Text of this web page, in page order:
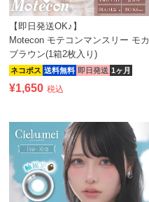
【即日発送OK♪】
Motecon モテコンマンスリー モカ
ブラウン(1箱2枚入り)
ネコポス 送料無料 即日発送 1ヶ月
¥1,650 税込